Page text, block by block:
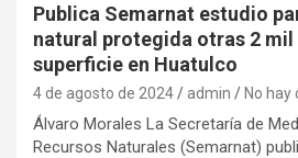
Publica Semarnat estudio
natural protegida otras 2 mil
superficie en Huatulco
4 de agosto de 2024 admin No
Álvaro Morales La Secretaría de
Recursos Naturales (Semarnat)